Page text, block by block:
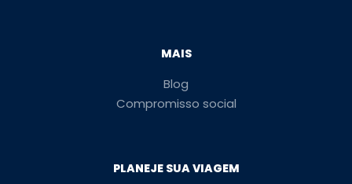
MAIS
Blog
Compromisso social
PLANEJE SUA VIAGEM